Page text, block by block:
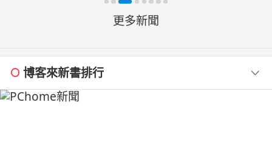
更多新聞
博客來新書排行